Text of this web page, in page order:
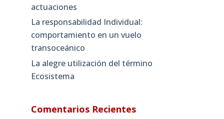
actuaciones
La responsabilidad Individual:
comportamiento en un vuelo
transoceánico
La alegre utilización del término
Ecosistema
Comentarios Recientes